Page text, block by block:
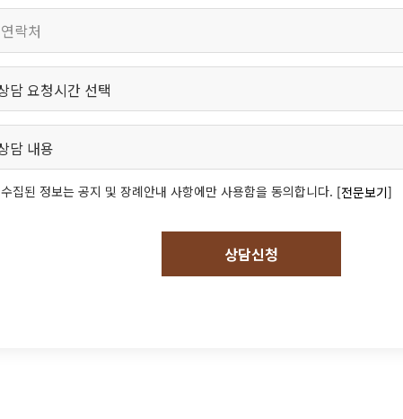
수집된 정보는 공지 및 장례안내 사항에만 사용함을 동의합니다. [전문보기]
상담신청